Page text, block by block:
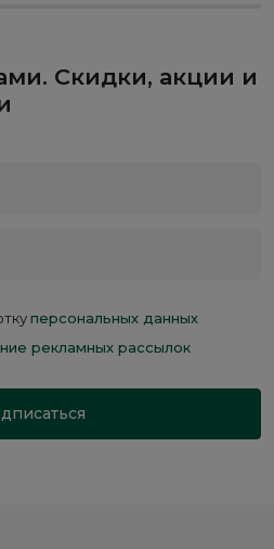
Скидки, акции и
персональных данных
рекламных рассылок